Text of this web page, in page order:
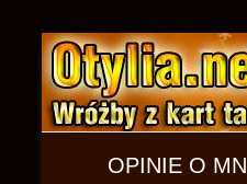
OPINIE O